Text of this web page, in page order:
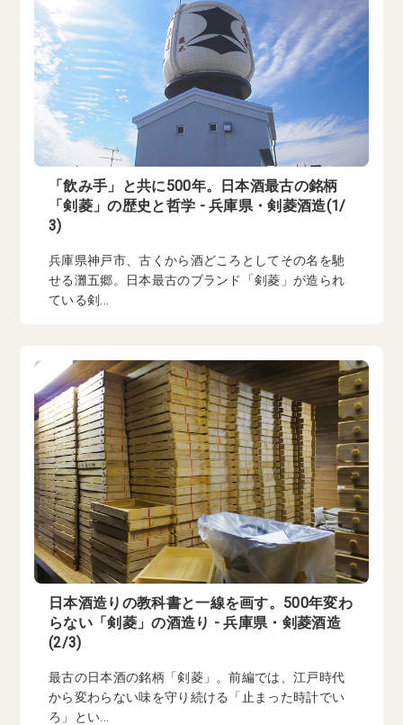
「飲み手」と共に500年。日本酒最古の銘柄
「剣菱」の歴史と哲学 - 兵庫県・剣菱酒造(1/
3)
兵庫県神戸市、古くから酒どころとしてその名を馳
せる灘五郷。日本最古のブランド「剣菱」が造られ
ている剣...
日本酒造りの教科書と一線を画す。500年変わ
らない「剣菱」の酒造り - 兵庫県・剣菱酒造
(2/3)
最古の日本酒の銘柄「剣菱」。前編では、江戸時代
から変わらない味を守り続ける「止まった時計でい
ろ」とい...